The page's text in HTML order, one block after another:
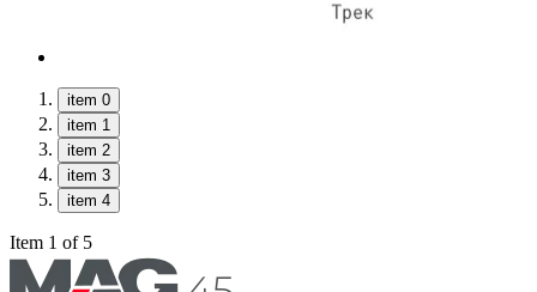
item 0
item 1
item 2
item 3
item 4
Item 1 of 5